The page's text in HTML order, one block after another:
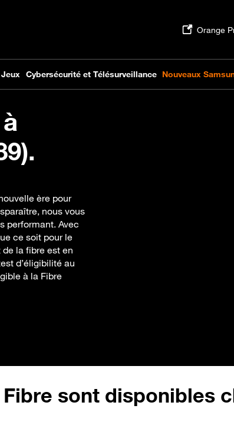
ère pour
nous vous
performant. Avec
ce soit pour le
la fibre est en
d’éligibilité au
à la Fibre
sont disponibles